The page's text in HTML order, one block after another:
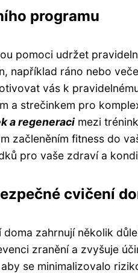
programu
pomoci udržet
například ráno nebo
vás k
a strečinkem pro
a regeneraci mezi
začleněním fitness do
pro vaše zdraví a
cvičení
zahrnují několik
zranění a zvyšuje
aby se minimalizovalo